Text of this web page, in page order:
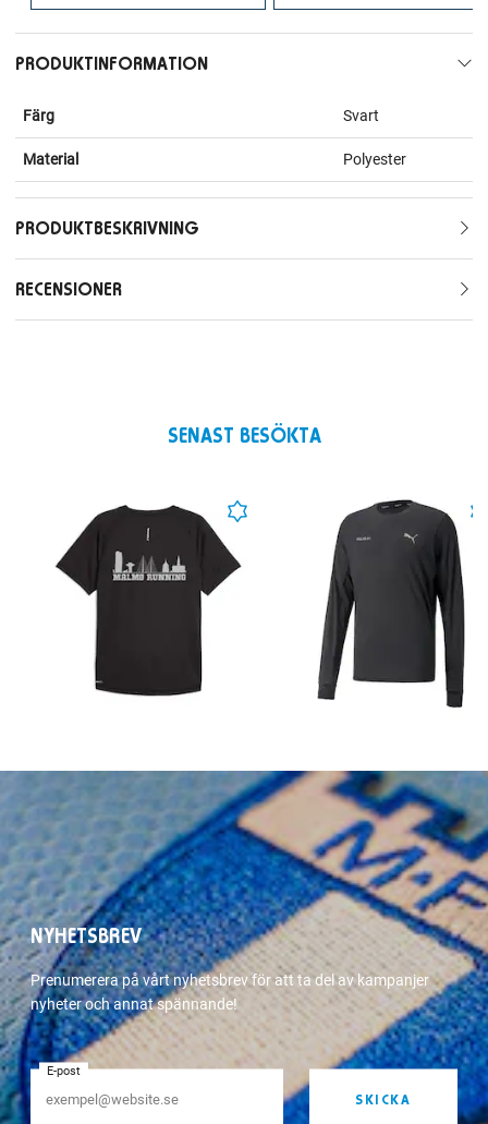
PRODUKTINFORMATION
Färg Svart
Material Polyester
PRODUKTBESKRIVNING
RECENSIONER
SENAST BESÖKTA
NYHETSBREV
Prenumerera på vårt nyhetsbrev för att ta del av kampanjer
nyheter och annat spännande!
E-post
SKICKA